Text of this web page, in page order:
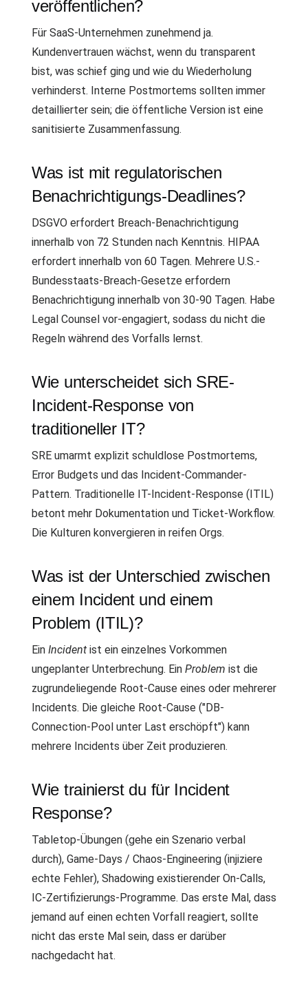
veröffentlichen?
Für SaaS-Unternehmen zunehmend ja.
Kundenvertrauen wächst, wenn du transparent
bist, was schief ging und wie du Wiederholung
verhinderst. Interne Postmortems sollten immer
detaillierter sein; die öffentliche Version ist eine
sanitisierte Zusammenfassung.
Was ist mit regulatorischen
Benachrichtigungs-Deadlines?
DSGVO erfordert Breach-Benachrichtigung
innerhalb von 72 Stunden nach Kenntnis. HIPAA
erfordert innerhalb von 60 Tagen. Mehrere U.S.-
Bundesstaats-Breach-Gesetze erfordern
Benachrichtigung innerhalb von 30-90 Tagen. Habe
Legal Counsel vor-engagiert, sodass du nicht die
Regeln während des Vorfalls lernst.
Wie unterscheidet sich SRE-
Incident-Response von
traditioneller IT?
SRE umarmt explizit schuldlose Postmortems,
Error Budgets und das Incident-Commander-
Pattern. Traditionelle IT-Incident-Response (ITIL)
betont mehr Dokumentation und Ticket-Workflow.
Die Kulturen konvergieren in reifen Orgs.
Was ist der Unterschied zwischen
einem Incident und einem
Problem (ITIL)?
Ein Incident ist ein einzelnes Vorkommen
ungeplanter Unterbrechung. Ein Problem ist die
zugrundeliegende Root-Cause eines oder mehrerer
Incidents. Die gleiche Root-Cause ("DB-
Connection-Pool unter Last erschöpft") kann
mehrere Incidents über Zeit produzieren.
Wie trainierst du für Incident
Response?
Tabletop-Übungen (gehe ein Szenario verbal
durch), Game-Days / Chaos-Engineering (injiziere
echte Fehler), Shadowing existierender On-Calls,
IC-Zertifizierungs-Programme. Das erste Mal, dass
jemand auf einen echten Vorfall reagiert, sollte
nicht das erste Mal sein, dass er darüber
nachgedacht hat.